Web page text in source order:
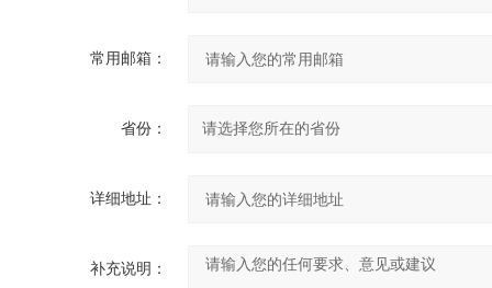
常用邮箱：
省份：
详细地址：
补充说明：